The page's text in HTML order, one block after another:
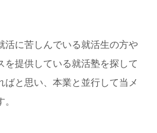
活に苦しんでいる就活生の方や
を提供している就活塾を探して
ばと思い、本業と並行して当メ